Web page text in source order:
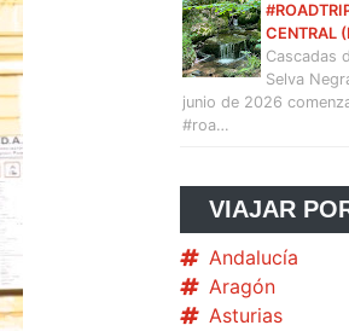
CENTRAL
Cascadas
Selva
junio de 2026
#roa…
VIAJAR
Andalucía
Aragón
Asturias